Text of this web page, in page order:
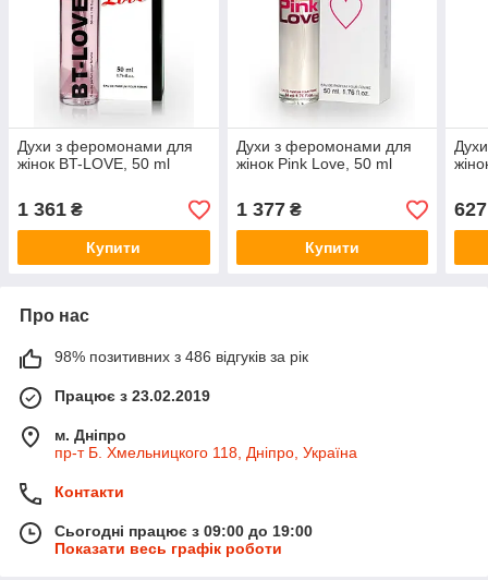
Духи з феромонами для
жінок BT-LOVE, 50 ml
1 361 ₴
Купити
Духи з феромонами для
жінок Pink Love, 50 ml
1 377₴
Купити
627
Про нас
98% позитивних з 486 відгуків за рік
Працює з 23.02.2019
м. Дніпро
пр-т Б. Хмельницкого 118, Дніпро, Україна
Контакти
Сьогодні працює з 09:00 до 19:00
Показати весь графік роботи